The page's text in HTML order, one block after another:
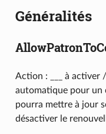
Généralités
Action : ___ à activer
automatique pour un
pourra mettre à jour
désactiver le